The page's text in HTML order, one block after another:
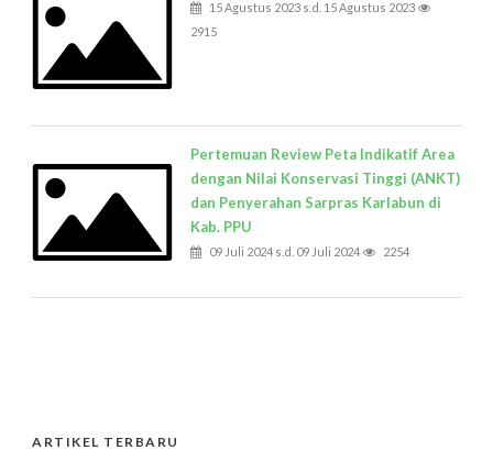
15 Agustus 2023 s.d. 15 Agustus 2023
2915
Pertemuan Review Peta Indikatif Area
dengan Nilai Konservasi Tinggi (ANKT)
dan Penyerahan Sarpras Karlabun di
Kab. PPU
09 Juli 2024 s.d. 09 Juli 2024 2254
ARTIKEL TERBARU